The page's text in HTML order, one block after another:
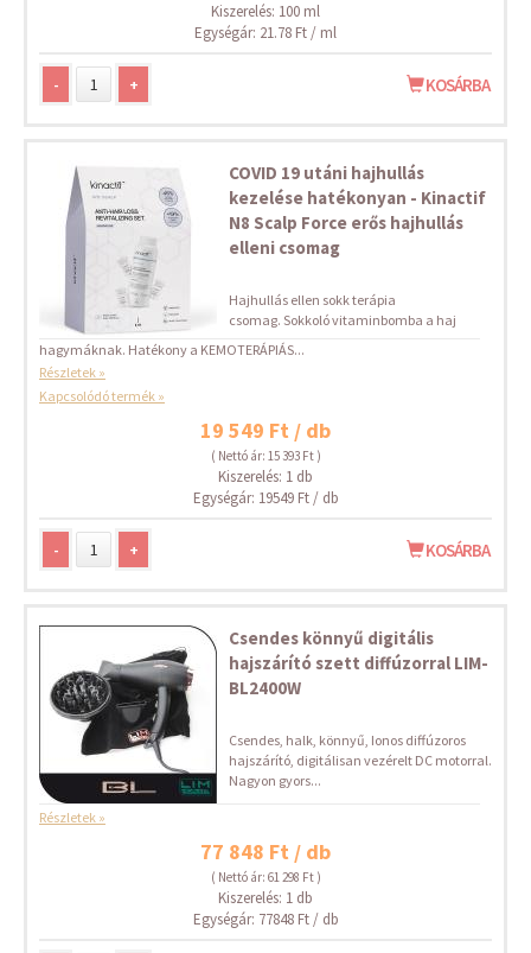
Kiszerelés: 100 ml
Egységár: 21.78 Ft / ml
- + KOSÁRBA
COVID 19 utáni hajhullás
kezelése hatékonyan - Kinactif
N8 Scalp Force erős hajhullás
elleni csomag
Hajhullás ellen sokk terápia
csomag. Sokkoló vitaminbomba a haj
hagymáknak. Hatékony a KEMOTERÁPIÁS...
Részletek »
Kapcsolódó termék »
19 549 Ft / db
( Nettó ár: 15 393 Ft )
Kiszerelés: 1 db
Egységár: 19549 Ft / db
- + KOSÁRBA
Csendes könnyű digitális
hajszárító szett diffúzorral LIM-
BL2400W
Csendes, halk, könnyű, Ionos diffúzoros
hajszárító, digitálisan vezérelt DC motorral.
Nagyon gyors...
Részletek »
77 848 Ft / db
( Nettó ár: 61 298 Ft )
Kiszerelés: 1 db
Egységár: 77848 Ft / db